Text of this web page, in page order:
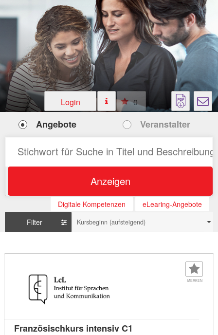
Login 0
Angebote Veranstalter
Anzeigen
Digitale Kompetenzen
eLearing-Angebote
Filter
Kursbeginn (aufsteigend)
MERKEN
Französischkurs intensiv C1